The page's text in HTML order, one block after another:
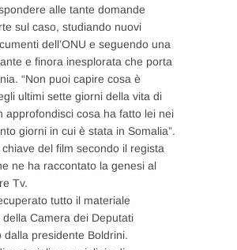
alle tante domande
sul caso, studiando nuovi
dell’ONU e seguendo una
e finora inesplorata che porta
“Non puoi capire cosa è
ultimi sette giorni della vita di
approfondisci cosa ha fatto lei nei
giorni in cui è stata in Somalia”.
del film secondo il regista
ne ha raccontato la genesi al
Tv.
tutto il materiale
della Camera dei Deputati
dalla presidente Boldrini.